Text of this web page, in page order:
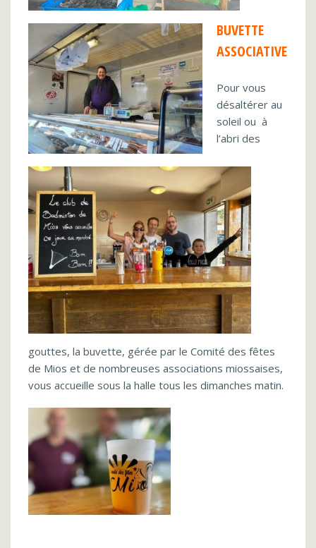
BUVETTE
ASSOCIATIVE
Pour vous
désaltérer au
soleil ou à
l’abri des
gouttes, la buvette, gérée par le Comité des fêtes
de Mios et de nombreuses associations miossaises,
vous accueille sous la halle tous les dimanches matin.